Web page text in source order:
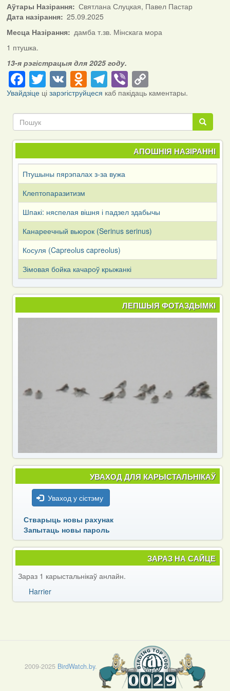
Аўтары Назірання
Святлана Слуцкая, Павел Пастар
Дата назірання
25.09.2025
Месца Назірання
дамба т.зв. Мінскага мора
1 птушка.
13-я рэгістрацыя для 2025 году.
Facebook
Twitter
VKOdnoklassniki
Telegram
ViberCopy
Link
Увайдзіцеці зарэгіструйцеся каб пакідаць каментары.
Пошук
Пошук
АПОШНІЯ НАЗІРАННІ
Птушыны пярэпалах з-за вужа
Клептопаразитизм
Шпакі: няспелая вішня і падзел здабычы
Канареечный вьюрок (Serinus serinus)
Косуля (Capreоlus capreоlus)
Зімовая бойка качароў крыжанкі
ЛЕПШЫЯ ФОТАЗДЫМКІ
УВАХОД ДЛЯ КАРЫСТАЛЬНІКАЎ
Уваход у сістэму
Стварыць новы рахунак
Запытаць новы пароль
ЗАРАЗ НА САЙЦЕ
Зараз 1 карыстальнікаў анлайн.
Harrier
2009-2025 BirdWatch.by.